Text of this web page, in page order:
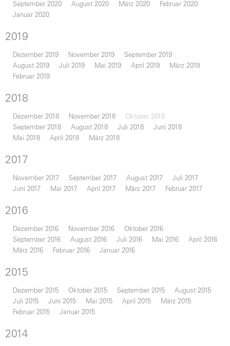
September 2020 August 2020 März 2020
Februar 2020
Januar 2020
2019
Dezember 2019 November 2019
September 2019
August 2019
Juli 2019 Mai 2019 April 2019
März 2019
Februar 2019
2018
Dezember 2018 November 2018
Oktober 2018
September 2018
August 2018 Juli 2018
Juni 2018
Mai 2018
April 2018 März 2018
2017
November 2017 September 2017 August 2017
Juli 2017
Juni 2017
Mai 2017 April 2017 März 2017 Februar 2017
2016
Dezember 2016 November 2016
Oktober 2016
September 2016
August 2016 Juli 2016 Mai 2016
April 2016
März 2016
Februar 2016 Januar 2016
2015
Dezember 2015 Oktober 2015 September 2015
August 2015
Juli 2015
Juni 2015 Mai 2015 April 2015
März 2015
Februar 2015
Januar 2015
2014